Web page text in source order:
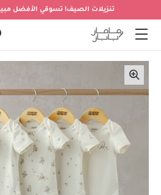
تنزيلات الصيف! تسوقي الأفضل مبيعًا